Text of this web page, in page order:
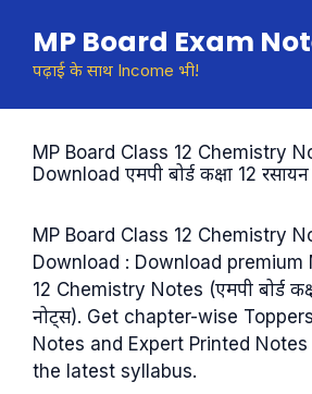
content
MP Board Exam
पढ़ाई के साथ Income भी!
MP Board Class 12 Chemistry
Download एमपी बोर्ड कक्षा 12 रसायन
MP Board Class 12 Chemistry
Download : Download premium
12 Chemistry Notes (एमपी बोर्ड
नोट्स). Get chapter-wise
Notes and Expert Printed Notes
the latest syllabus.